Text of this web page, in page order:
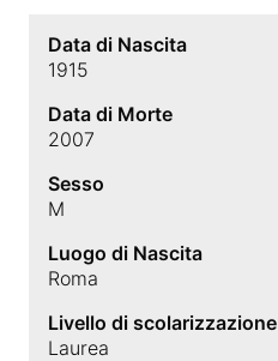
Data di Nascita
1915
Data di Morte
2007
Sesso
M
Luogo di Nascita
Roma
Livello di scolarizzazione
Laurea